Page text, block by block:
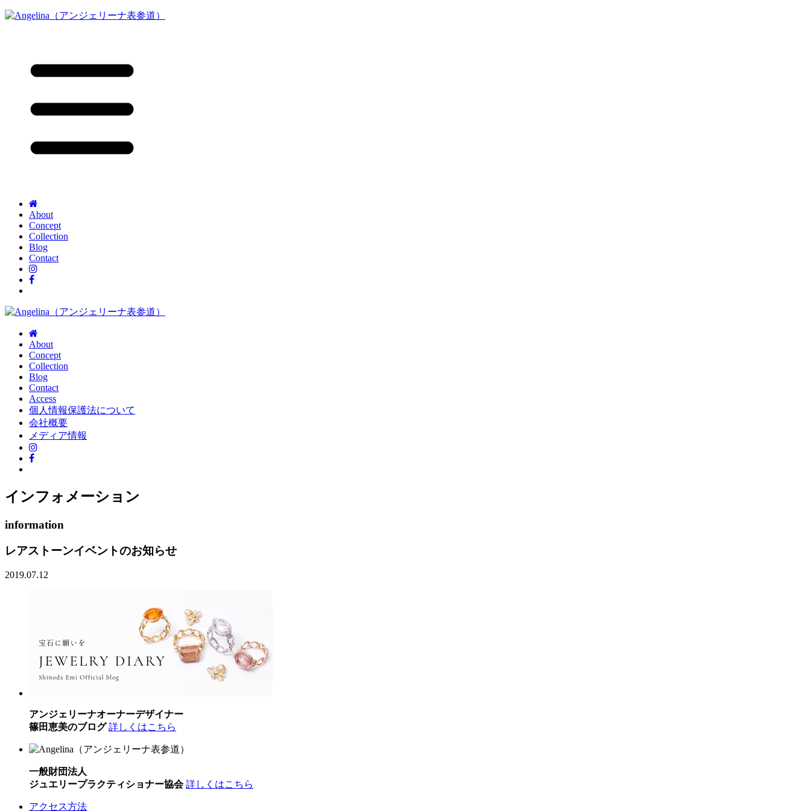
About
Concept
Collection
Blog
Contact
About
Concept
Collection
Blog
Contact
Access
個人情報保護法について
会社概要
メディア情報
インフォメーション
information
レアストーンイベントのお知らせ
2019.07.12
アンジェリーナオーナーデザイナー
篠田恵美のブログ 詳しくはこちら
一般財団法人
ジュエリープラクティショナー協会 詳しくはこちら
アクセス方法